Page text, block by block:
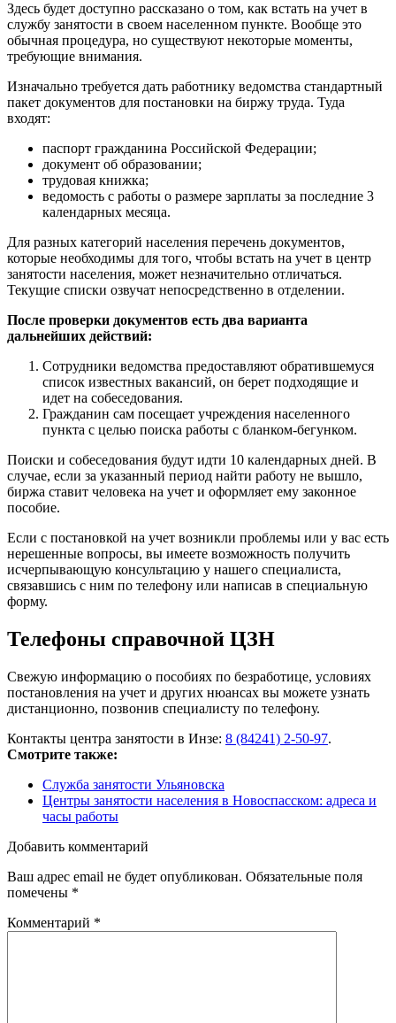
Здесь будет доступно рассказано о том, как встать на учет в
службу занятости в своем населенном пункте. Вообще это
обычная процедура, но существуют некоторые моменты,
требующие внимания.
Изначально требуется дать работнику ведомства стандартный
пакет документов для постановки на биржу труда. Туда
входят:
паспорт гражданина Российской Федерации;
документ об образовании;
трудовая книжка;
ведомость с работы о размере зарплаты за последние 3
календарных месяца.
Для разных категорий населения перечень документов,
которые необходимы для того, чтобы встать на учет в центр
занятости населения, может незначительно отличаться.
Текущие списки озвучат непосредственно в отделении.
После проверки документов есть два варианта
дальнейших действий:
Сотрудники ведомства предоставляют обратившемуся
список известных вакансий, он берет подходящие и
идет на собеседования.
Гражданин сам посещает учреждения населенного
пункта с целью поиска работы с бланком-бегунком.
Поиски и собеседования будут идти 10 календарных дней. В
случае, если за указанный период найти работу не вышло,
биржа ставит человека на учет и оформляет ему законное
пособие.
Если с постановкой на учет возникли проблемы или у вас есть
нерешенные вопросы, вы имеете возможность получить
исчерпывающую консультацию у нашего специалиста,
связавшись с ним по телефону или написав в специальную
форму.
Телефоны справочной ЦЗН
Свежую информацию о пособиях по безработице, условиях
постановления на учет и других нюансах вы можете узнать
дистанционно, позвонив специалисту по телефону.
Контакты центра занятости в Инзе: 8 (84241) 2-50-97.
Смотрите также:
Служба занятости Ульяновска
Центры занятости населения в Новоспасском: адреса и
часы работы
Добавить комментарий
Ваш адрес email не будет опубликован. Обязательные поля
помечены *
Комментарий *